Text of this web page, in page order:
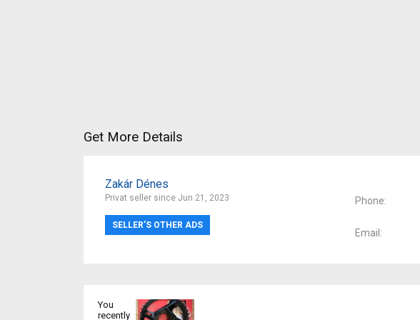
Get More Details
Zakár Dénes
Privat seller since Jun 21, 2023
SELLER’S OTHER ADS
Phone
Email
You
recently